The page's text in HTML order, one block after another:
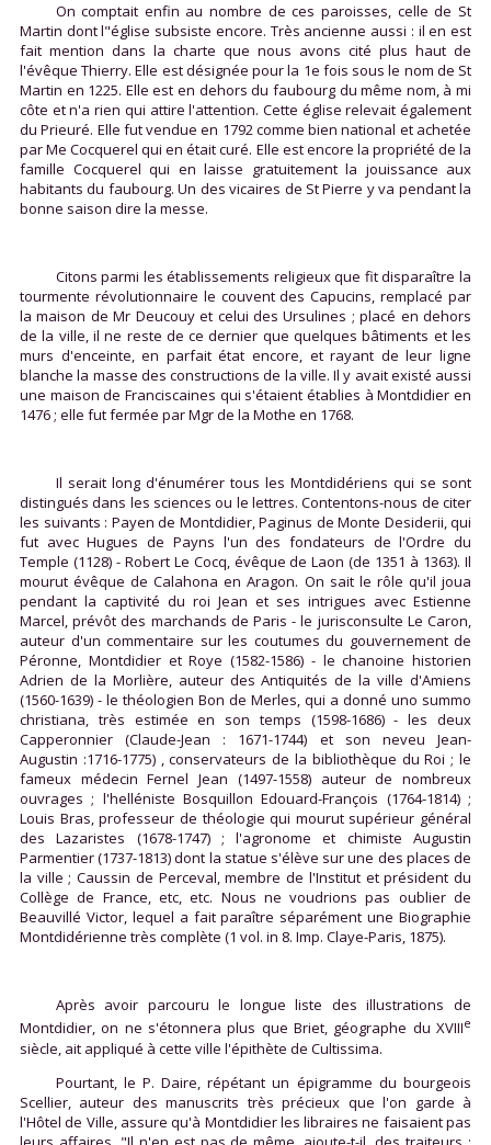
On comptait enfin au nombre de ces paroisses, celle de St
Martin dont l"église subsiste encore. Très ancienne aussi : il en est
fait mention dans la charte que nous avons cité plus haut de
l'évêque Thierry. Elle est désignée pour la 1e fois sous le nom de St
Martin en 1225. Elle est en dehors du faubourg du même nom, à mi
côte et n'a rien qui attire l'attention. Cette église relevait également
du Prieuré. Elle fut vendue en 1792 comme bien national et achetée
par Me Cocquerel qui en était curé. Elle est encore la propriété de la
famille Cocquerel qui en laisse gratuitement la jouissance aux
habitants du faubourg. Un des vicaires de St Pierre y va pendant la
bonne saison dire la messe.
Citons parmi les établissements religieux que fit disparaître la
tourmente révolutionnaire le couvent des Capucins, remplacé par
la maison de Mr Deucouy et celui des Ursulines ; placé en dehors
de la ville, il ne reste de ce dernier que quelques bâtiments et les
murs d'enceinte, en parfait état encore, et rayant de leur ligne
blanche la masse des constructions de la ville. Il y avait existé aussi
une maison de Franciscaines qui s'étaient établies à Montdidier en
1476 ; elle fut fermée par Mgr de la Mothe en 1768.
Il serait long d'énumérer tous les Montdidériens qui se sont
distingués dans les sciences ou le lettres. Contentons-nous de citer
les suivants : Payen de Montdidier, Paginus de Monte Desiderii, qui
fut avec Hugues de Payns l'un des fondateurs de l'Ordre du
Temple (1128) - Robert Le Cocq, évêque de Laon (de 1351 à 1363). Il
mourut évêque de Calahona en Aragon. On sait le rôle qu'il joua
pendant la captivité du roi Jean et ses intrigues avec Estienne
Marcel, prévôt des marchands de Paris - le jurisconsulte Le Caron,
auteur d'un commentaire sur les coutumes du gouvernement de
Péronne, Montdidier et Roye (1582-1586) - le chanoine historien
Adrien de la Morlière, auteur des Antiquités de la ville d'Amiens
(1560-1639) - le théologien Bon de Merles, qui a donné uno summo
christiana, très estimée en son temps (1598-1686) - les deux
Capperonnier (Claude-Jean : 1671-1744) et son neveu Jean-
Augustin :1716-1775) , conservateurs de la bibliothèque du Roi ; le
fameux médecin Fernel Jean (1497-1558) auteur de nombreux
ouvrages ; l'helléniste Bosquillon Edouard-François (1764-1814) ;
Louis Bras, professeur de théologie qui mourut supérieur général
des Lazaristes (1678-1747) ; l'agronome et chimiste Augustin
Parmentier (1737-1813) dont la statue s'élève sur une des places de
la ville ; Caussin de Perceval, membre de l'Institut et président du
Collège de France, etc, etc. Nous ne voudrions pas oublier de
Beauvillé Victor, lequel a fait paraître séparément une Biographie
Montdidérienne très complète (1 vol. in 8. Imp. Claye-Paris, 1875).
Après avoir parcouru le longue liste des illustrations de
Montdidier, on ne s'étonnera plus que Briet, géographe du XVIIIe
siècle, ait appliqué à cette ville l'épithète de Cultissima.
Pourtant, le P. Daire, répétant un épigramme du bourgeois
Scellier, auteur des manuscrits très précieux que l'on garde à
l'Hôtel de Ville, assure qu'à Montdidier les libraires ne faisaient pas